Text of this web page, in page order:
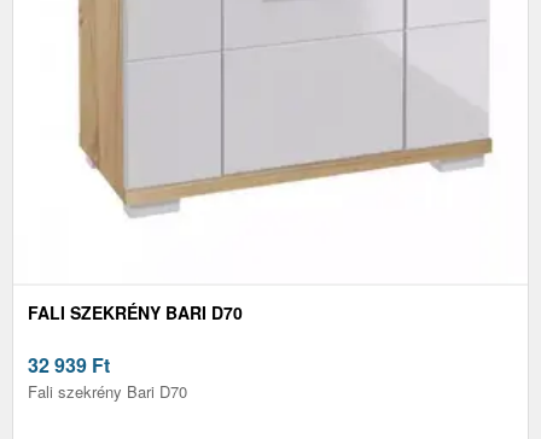
FALI SZEKRÉNY BARI D70
32 939 Ft
Fali szekrény Bari D70